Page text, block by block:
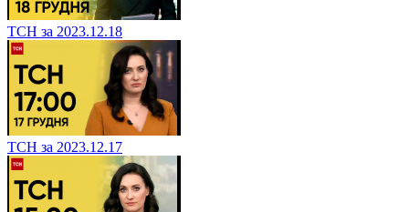
ТСН за 2023.12.18
ТСН за 2023.12.17